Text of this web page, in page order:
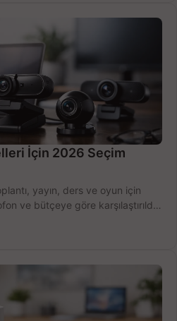
İçin 2026 Seçim
yayın, ders ve oyun için
ve bütçeye göre karşılaştırıldı.